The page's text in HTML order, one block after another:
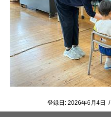
登録日: 2026年6月4日 /